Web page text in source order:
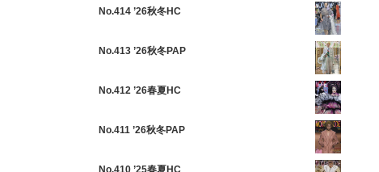
No.414 ’26秋冬HC
No.413 ’26秋冬PAP
No.412 ’26春夏HC
No.411 ’26秋冬PAP